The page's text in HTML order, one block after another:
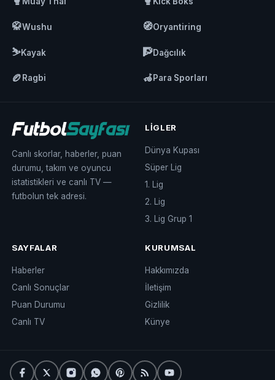
🥋Wushu 🧭Oryantiring
⛷️Kayak 🧗Dağcılık
🏉 Ragbi 🦽Para Sporları
Canlı skorlar, haberler, puan
durumu, takım ve oyuncu
istatistikleri ve canlı TV —
futbolun tek adresi.
LIGLER
Dünya Kupası
Süper Lig
1. Lig
2. Lig
3. Lig Grup 1
SAYFALAR
Haberler
Canlı Sonuçlar
Puan Durumu
Canlı TV
KURUMSAL
Hakkımızda
İletişim
Gizlilik
Künye